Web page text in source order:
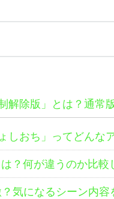
解除版」とは？通常
しおち」ってどんな
？何が違うのか比較
気になるシーン内容